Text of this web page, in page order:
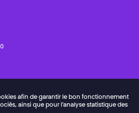
à notre newsletter !
afin de garantir le bon fonctionnement
ainsi que pour l’analyse statistique des